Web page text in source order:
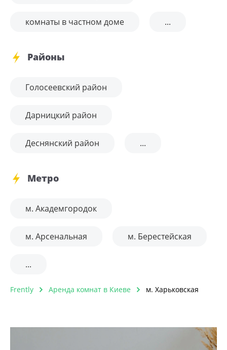
комнаты в частном доме ...
Районы
Голосеевский район
Дарницкий район
Деснянский район ...
Метро
м. Академгородок
м. Арсенальная м. Берестейская
...
Frently Аренда комнат в Киеве м. Харьковская